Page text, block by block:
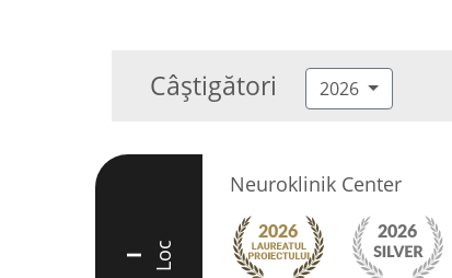
Câștigători 2026
I Loc
Neuroklinik Center